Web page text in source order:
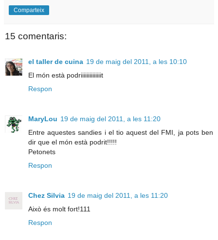
Comparteix
15 comentaris:
el taller de cuina 19 de maig del 2011, a les 10:10
El món està podriiiiiiiiiiiiiit
Respon
MaryLou 19 de maig del 2011, a les 11:20
Entre aquestes sandies i el tio aquest del FMI, ja pots ben
dir que el món està podrit!!!!!
Petonets
Respon
Chez Silvia 19 de maig del 2011, a les 11:20
Això és molt fort!111
Respon